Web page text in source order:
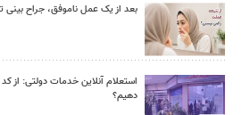
بعد از یک عمل ناموفق، جراح بینی
استعلام آنلاین خدمات دولتی: از
دهیم؟